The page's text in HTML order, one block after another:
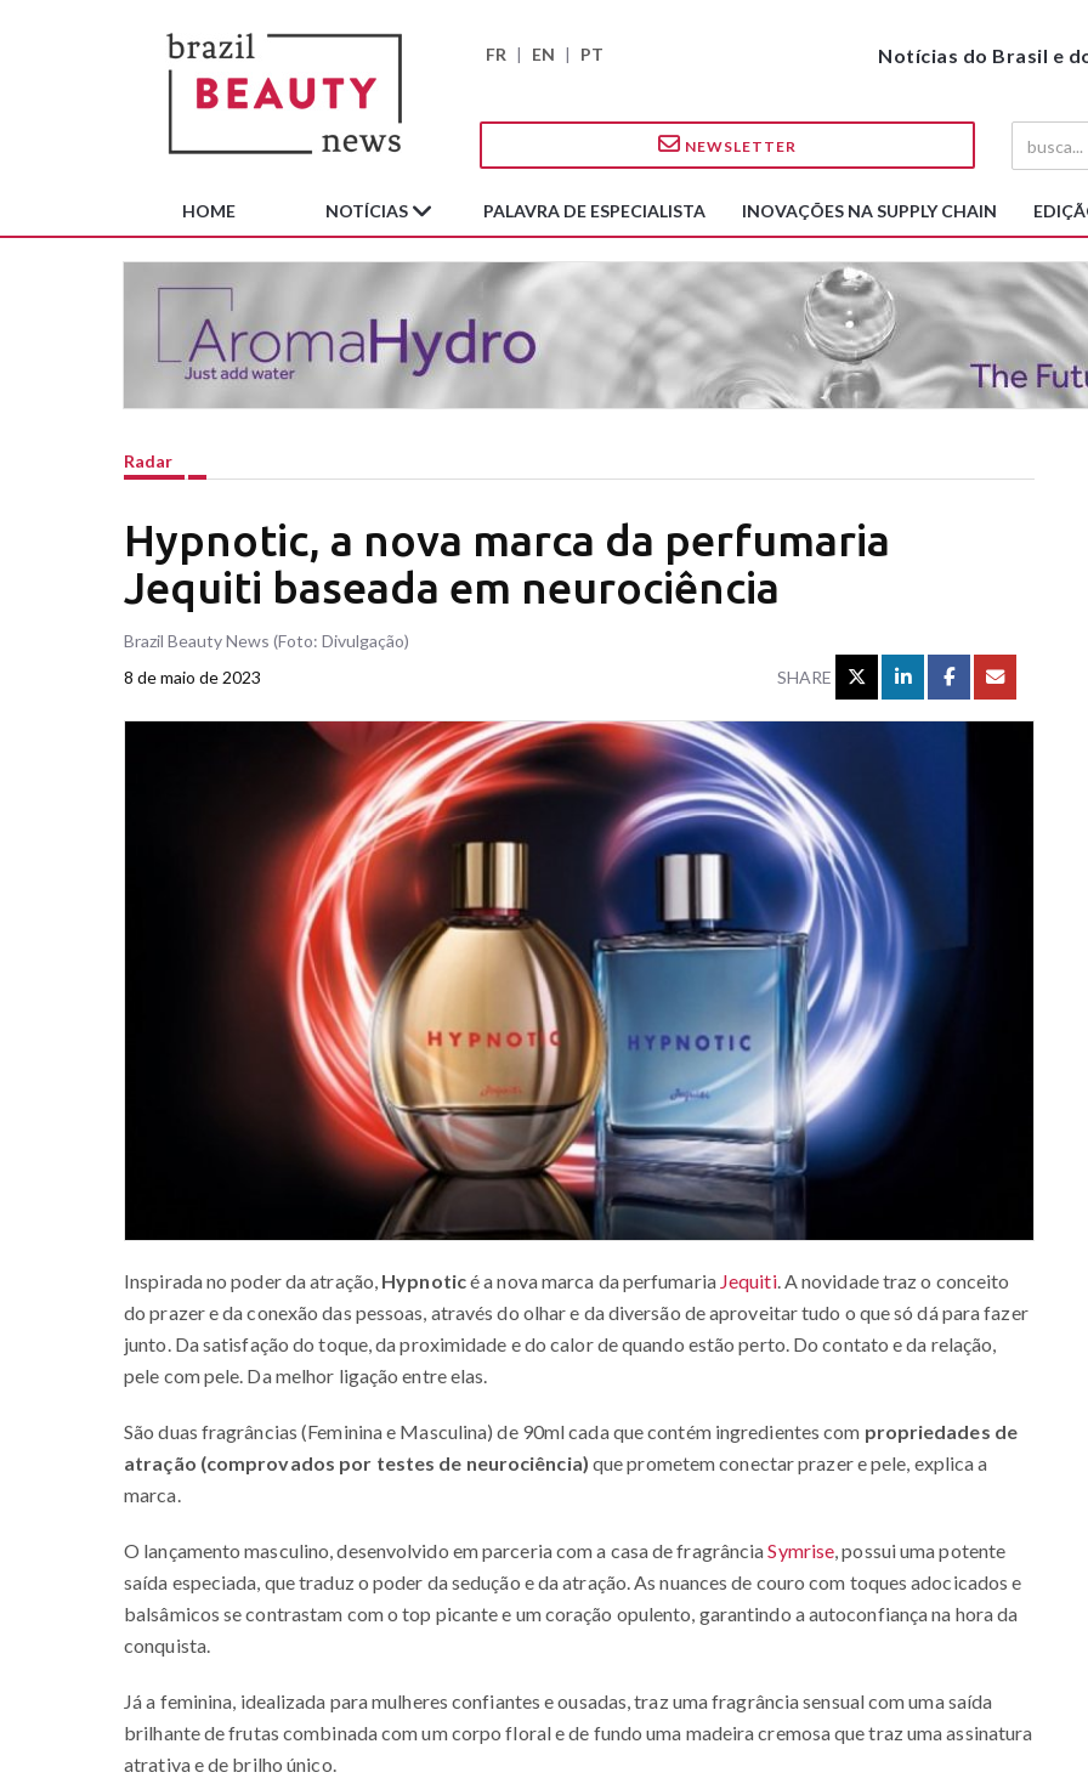
FR | EN | PT Notícias do Brasil e
NEWSLETTER
HOME NOTÍCIAS PALAVRA DE ESPECIALISTA INOVAÇÕES NA SUPPLY CHAIN
Radar
Hypnotic, a nova marca da perfumaria
Jequiti baseada em neurociência
Brazil Beauty News (Foto: Divulgação)
8 de maio de 2023
SHARE
Inspirada no poder da atração, Hypnoticé a nova marca da perfumaria Jequiti. A novidade traz o conceito
do prazer e da conexão das pessoas, através do olhar e da diversão de aproveitar tudo o que só dá para fazer
junto. Da satisfação do toque, da proximidade e do calor de quando estão perto. Do contato e da relação,
pele com pele. Da melhor ligação entre elas.
São duas fragrâncias (Feminina e Masculina) de 90ml cada que contém ingredientes com propriedades de
atração (comprovados por testes de neurociência) que prometem conectar prazer e pele, explica a
marca.
O lançamento masculino, desenvolvido em parceria com a casa de fragrânciaSymrise, possui uma potente
saída especiada, que traduz o poder da sedução e da atração. As nuances de couro com toques adocicados e
balsâmicos se contrastam com o top picante e um coração opulento, garantindo a autoconfiança na hora da
conquista.
Já a feminina, idealizada para mulheres confiantes e ousadas, traz uma fragrância sensual com uma saída
brilhante de frutas combinada com um corpo floral e de fundo uma madeira cremosa que traz uma assinatura
atrativa e de brilho único.